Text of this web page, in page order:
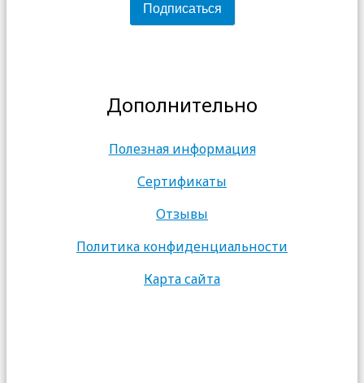
Дополнительно
Полезная информация
Сертификаты
Отзывы
Политика конфиденциальности
Карта сайта